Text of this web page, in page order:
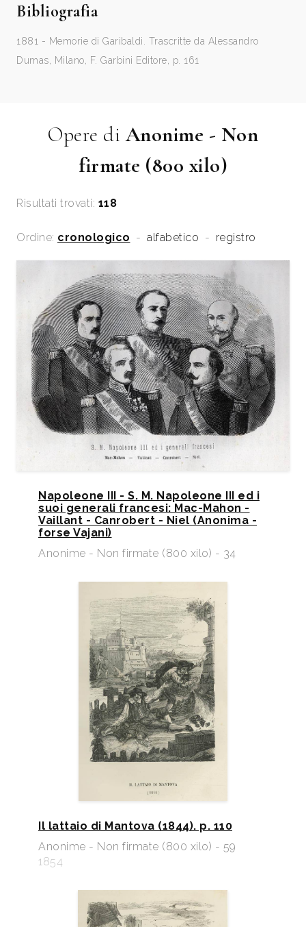
Bibliografia
1881 - Memorie di Garibaldi. Trascritte da Alessandro
Dumas, Milano, F. Garbini Editore, p. 161
Opere diAnonime - Non
firmate (800 xilo)
Risultati trovati: 118
Ordine: cronologico - alfabetico - registro
Napoleone III - S. M. Napoleone III ed i
suoi generali francesi: Mac-Mahon -
Vaillant - Canrobert - Niel (Anonima -
forse Vajani)
Anonime - Non firmate (800 xilo) - 34
Il lattaio di Mantova (1844). p. 110
Anonime - Non firmate (800 xilo) - 59
1854